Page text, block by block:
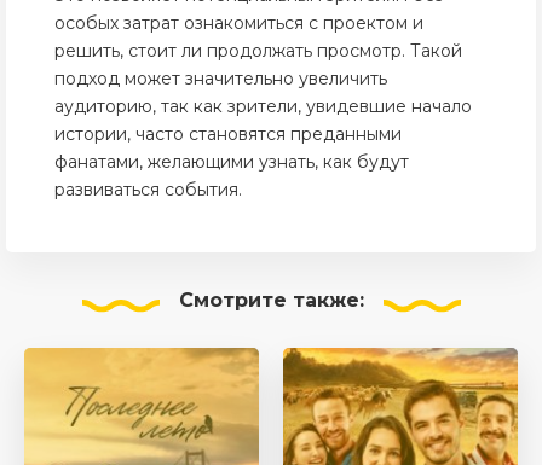
особых затрат ознакомиться с проектом и
решить, стоит ли продолжать просмотр. Такой
подход может значительно увеличить
аудиторию, так как зрители, увидевшие начало
истории, часто становятся преданными
фанатами, желающими узнать, как будут
развиваться события.
Смотрите также: